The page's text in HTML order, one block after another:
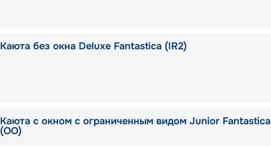
Каюта без окна Deluxe Fantastica (IR2)
Каюта с окном с ограниченным видом Junior Fantastica
(OO)